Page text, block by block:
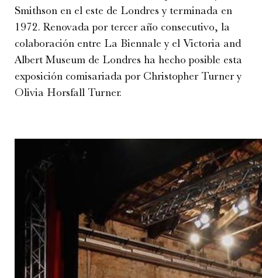
Smithson en el este de Londres y terminada en
1972. Renovada por tercer año consecutivo, la
colaboración entre La Biennale y el Victoria and
Albert Museum de Londres ha hecho posible esta
exposición comisariada por Christopher Turner y
Olivia Horsfall Turner.